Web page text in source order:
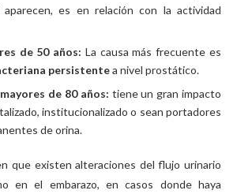
es en relación con la actividad
de 50 años: La causa más frecuente es
persistentea nivel prostático.
de 80 años: tiene un gran impacto
institucionalizado o sean portadores
de orina.
que existen alteraciones del flujo urinario
en el embarazo, en casos donde haya